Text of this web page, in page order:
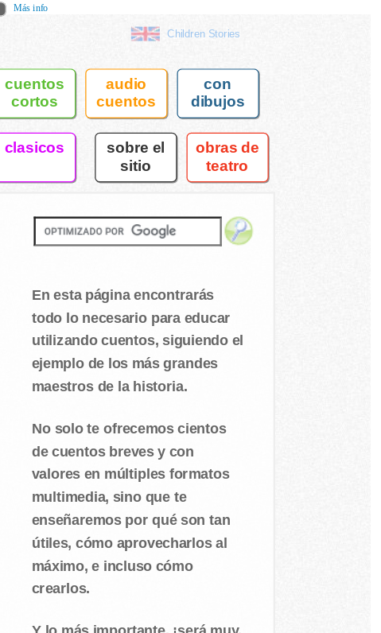
Children Stories
cuentos
cortos
audio
cuentos
con
dibujos
clasicos sobre el
sitio
obras de
teatro
En esta página encontrarás
todo lo necesario para educar
utilizando cuentos, siguiendo el
ejemplo de los más grandes
maestros de la historia.
No solo te ofrecemos cientos
de cuentos breves y con
valores en múltiples formatos
multimedia, sino que te
enseñaremos por qué son tan
útiles, cómo aprovecharlos al
máximo, e incluso cómo
crearlos.
Más info